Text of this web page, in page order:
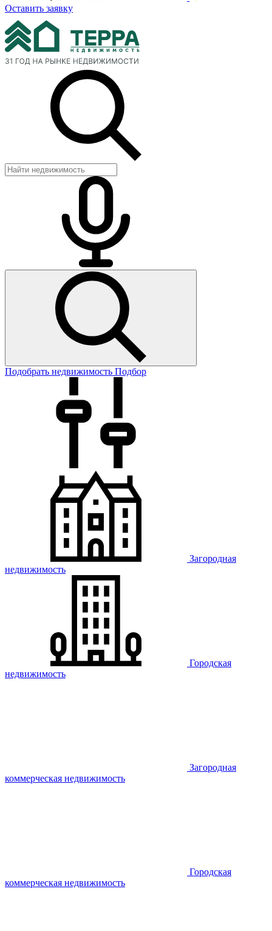
Оставить заявку
Подобрать недвижимость Подбор
Загородная
недвижимость
Городская
недвижимость
Загородная
коммерческая недвижимость
Городская
коммерческая недвижимость